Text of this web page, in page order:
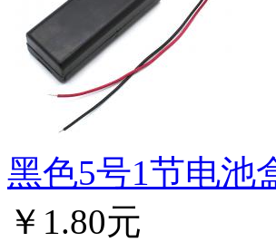
黑色5号1节电池
￥1.80元